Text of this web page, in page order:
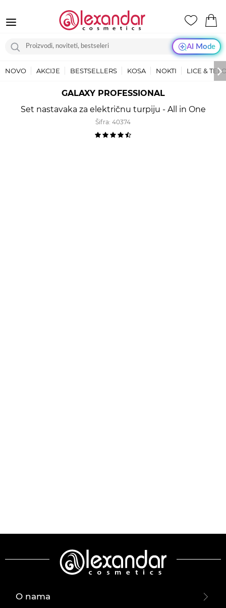
AI Mode
NOVO AKCIJE BESTSELLERS KOSA NOKTI LICE &
GALAXY PROFESSIONAL
Set nastavaka za električnu turpiju - All in One
Šifra: 40374
O nama